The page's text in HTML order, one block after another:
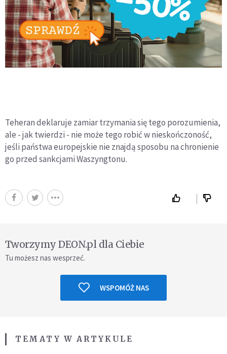
Teheran deklaruje zamiar trzymania się tego porozumienia,
ale - jak twierdzi - nie może tego robić w nieskończoność,
jeśli państwa europejskie nie znajdą sposobu na chronienie
go przed sankcjami Waszyngtonu.
Tworzymy DEON.pl dla Ciebie
Tu możesz nas wesprzeć.
WSPOMÓŻ NAS
TEMATY W ARTYKULE